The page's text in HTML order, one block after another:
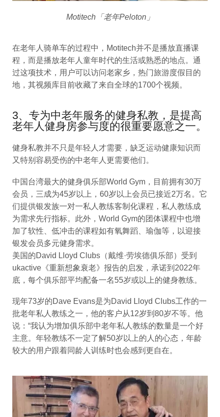
Motitech「老年Peloton」
在老年人骑单车的过程中，Motitech并不是播放直播课
程，而是播放老年人童年时代的生活或熟悉的地点。通
过这项技术，用户可以访问老家乡，热门旅游度假目的
地，其视频库目前收藏了来自全球的1700个视频。
3、专为中老年服务的健身私教，是提高
老年人健身房参与度的很重要愿意之一。
健身私教并不只是年轻人才需要，缺乏运动健康知识而
又特别容易受伤的中老年人更需要他们。
中国台湾最大的健身俱乐部World Gym，目前拥有30万
会员，三成为45岁以上，60岁以上会员已接近2万名。它
们提供银发族一对一私人教练客制化课程，私人教练成
为需求先行指标。此外，World Gym的团体课程中也增
加了软性、低冲击的课程如有氧舞蹈、瑜伽等，以迎接
银发会员多元健身需求。
美国的David Lloyd Clubs（戴维·劳埃德俱乐部）受到
ukactive《重新想象衰老》报告的启发，承诺到2022年
底，每个俱乐部平均配备一名55岁或以上的健身教练。
现年73岁的Dave Evans是为David Lloyd Clubs工作的一
批老年私人教练之一，他的客户从12岁到80岁不等。他
说：“我认为增加俱乐部中老年私人教练的数量是一个好
主意。年轻教练不一定了解50岁以上的人的心态，年龄
较大的用户跟着同龄人训练时也会感到更自在。